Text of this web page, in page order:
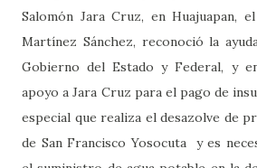
Salomón Jara Cruz, en Huajuapan,
Martínez Sánchez, reconoció la
Gobierno del Estado y Federal, y
apoyo a Jara Cruz para el pago de
especial que realiza el desazolve de
de San Francisco Yosocuta
y es